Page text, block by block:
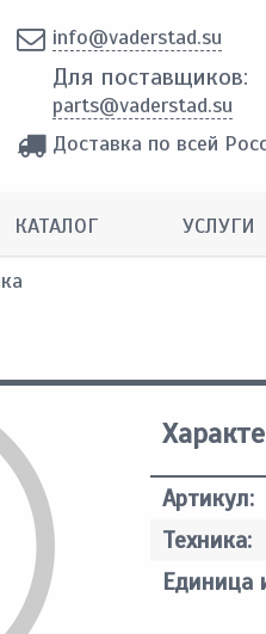
info@vaderstad.su
Для поставщиков:
parts@vaderstad.su
Доставка по всей
КАТАЛОГ УСЛУГИ
Артикул:
Техника:
Единица